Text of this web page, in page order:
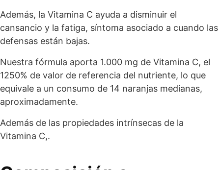
Además, la Vitamina C ayuda a disminuir el
cansancio y la fatiga, síntoma asociado a cuando las
defensas están bajas.
Nuestra fórmula aporta 1.000 mg de Vitamina C, el
1250% de valor de referencia del nutriente, lo que
equivale a un consumo de 14 naranjas medianas,
aproximadamente.
Además de las propiedades intrínsecas de la
Vitamina C,.